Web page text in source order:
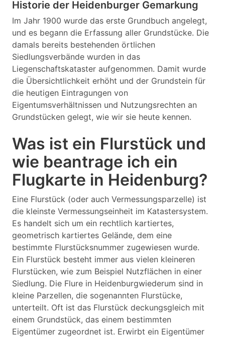
Historie der Heidenburger Gemarkung
Im Jahr 1900 wurde das erste Grundbuch angelegt,
und es begann die Erfassung aller Grundstücke. Die
damals bereits bestehenden örtlichen
Siedlungsverbände wurden in das
Liegenschaftskataster aufgenommen. Damit wurde
die Übersichtlichkeit erhöht und der Grundstein für
die heutigen Eintragungen von
Eigentumsverhältnissen und Nutzungsrechten an
Grundstücken gelegt, wie wir sie heute kennen.
Was ist ein Flurstück und
wie beantrage ich ein
Flugkarte in Heidenburg?
Eine Flurstück (oder auch Vermessungsparzelle) ist
die kleinste Vermessungseinheit im Katastersystem.
Es handelt sich um ein rechtlich kartiertes,
geometrisch kartiertes Gelände, dem eine
bestimmte Flurstücksnummer zugewiesen wurde.
Ein Flurstück besteht immer aus vielen kleineren
Flurstücken, wie zum Beispiel Nutzflächen in einer
Siedlung. Die Flure in Heidenburgwiederum sind in
kleine Parzellen, die sogenannten Flurstücke,
unterteilt. Oft ist das Flurstück deckungsgleich mit
einem Grundstück, das einem bestimmten
Eigentümer zugeordnet ist. Erwirbt ein Eigentümer